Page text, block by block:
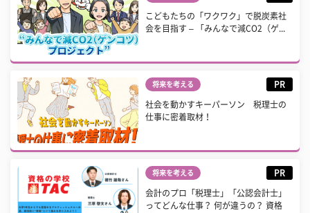
こどもたちの「ワクワク」で脱炭素社
会を目指す – 「みんなで減CO2（ゲ...
将来を考える PR
社会を動かすキーパーソン 税理士の
仕事に密着取材！
将来を考える PR
会計のプロ「税理士」「公認会計士」
ってどんな仕事？ 何が違うの？ 資格